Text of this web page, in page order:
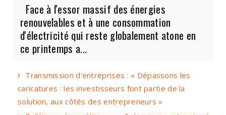
Face à l'essor massif des énergies
renouvelables et à une consommation
d'électricité qui reste globalement atone en
ce printemps a...
Transmission d'entreprises : « Dépassons les
caricatures : les investisseurs font partie de la
solution, aux côtés des entrepreneurs »